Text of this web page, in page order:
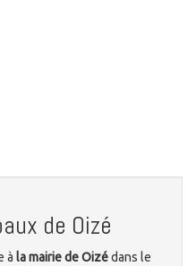
de Oizé
à la mairie de Oizédans le